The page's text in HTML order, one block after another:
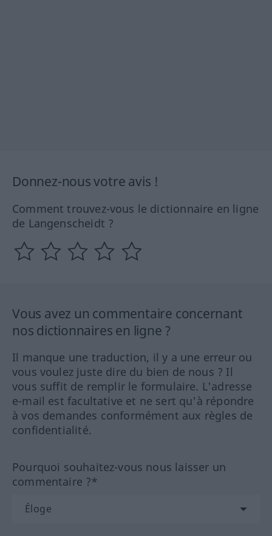
Donnez-nous votre avis !
Comment trouvez-vous le dictionnaire en ligne
de Langenscheidt ?
Vous avez un commentaire concernant
nos dictionnaires en ligne ?
Il manque une traduction, il y a une erreur ou
vous voulez juste dire du bien de nous ? Il
vous suffit de remplir le formulaire. L'adresse
e-mail est facultative et ne sert qu'à répondre
à vos demandes conformément aux règles de
confidentialité.
Pourquoi souhaitez-vous nous laisser un
commentaire ?*